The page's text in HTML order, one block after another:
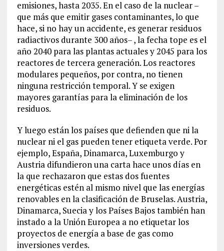
emisiones, hasta 2035. En el caso de la nuclear –
que más que emitir gases contaminantes, lo que
hace, si no hay un accidente, es generar residuos
radiactivos durante 300 años– , la fecha tope es el
año 2040 para las plantas actuales y 2045 para los
reactores de tercera generación. Los reactores
modulares pequeños, por contra, no tienen
ninguna restricción temporal. Y se exigen
mayores garantías para la eliminación de los
residuos.
Y luego están los países que defienden que ni la
nuclear ni el gas pueden tener etiqueta verde. Por
ejemplo, España, Dinamarca, Luxemburgo y
Austria difundieron una carta hace unos días en
la que rechazaron que estas dos fuentes
energéticas estén al mismo nivel que las energías
renovables en la clasificación de Bruselas. Austria,
Dinamarca, Suecia y los Países Bajos también han
instado a la Unión Europea a no etiquetar los
proyectos de energía a base de gas como
inversiones verdes.